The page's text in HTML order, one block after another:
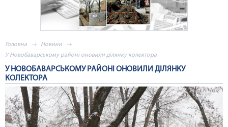
Головна
Новини
У Новобаварському районі оновили ділянку колектора
У НОВОБАВАРСЬКОМУ РАЙОНІ ОНОВИЛИ ДІЛЯНКУ
КОЛЕКТОРА